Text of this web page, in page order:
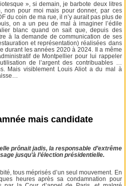
», si demain, je barbote deux litres
non pour moi mais pour donner, par ces
du coin de ma rue, il n’y aurait pas plus de
on a un peu de mal à imaginer l’édile
blanc quand on sait que, depuis des
à la demande de communication de ses
et représentation) réalisées dans
durant les années 2020 à 2024. Il a même
de Montpellier pour lui rappeler
de l’argent des contribuables …
Mais visiblement Louis Aliot a du mal à
mais candidate
prônait jadis, la responsable d’extrême
jusqu’à l’élection présidentielle.
tous méprisés d’un seul mouvement. En
heures après sa condamnation pour